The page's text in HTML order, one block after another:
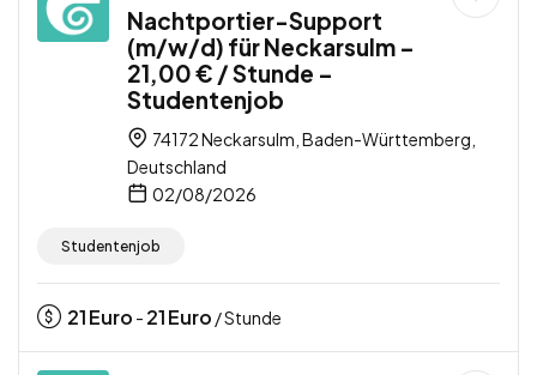
Nachtportier-Support
(m/w/d) für Neckarsulm –
21,00 € / Stunde –
Studentenjob
74172 Neckarsulm, Baden-Württemberg,
Deutschland
02/08/2026
Studentenjob
21Euro - 21Euro / Stunde